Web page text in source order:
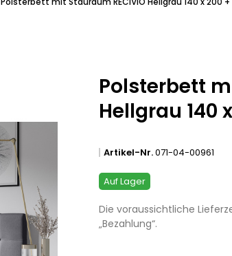
Polsterbett
Hellgrau 140 x
Artikel-Nr.071-04-00961
Auf Lager
Die voraussichtliche
„Bezahlung“.